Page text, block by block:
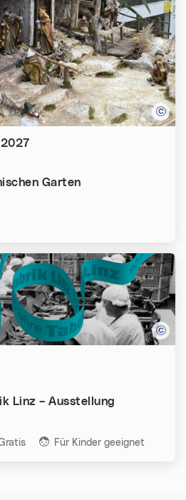
Garten
Linz – Ausstellung
Für Kinder geeignet